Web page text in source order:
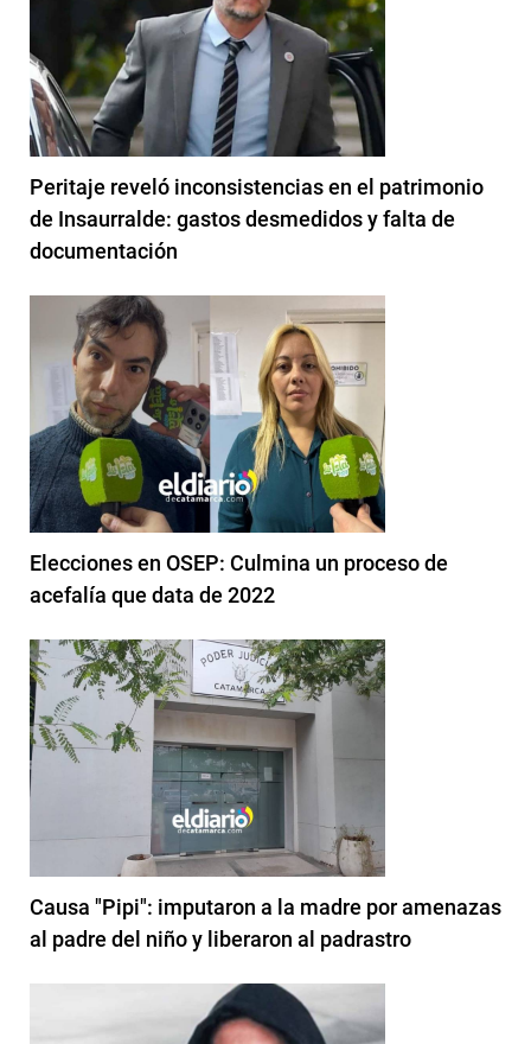
Peritaje reveló inconsistencias en el patrimonio
de Insaurralde: gastos desmedidos y falta de
documentación
Elecciones en OSEP: Culmina un proceso de
acefalía que data de 2022
Causa "Pipi": imputaron a la madre por amenazas
al padre del niño y liberaron al padrastro